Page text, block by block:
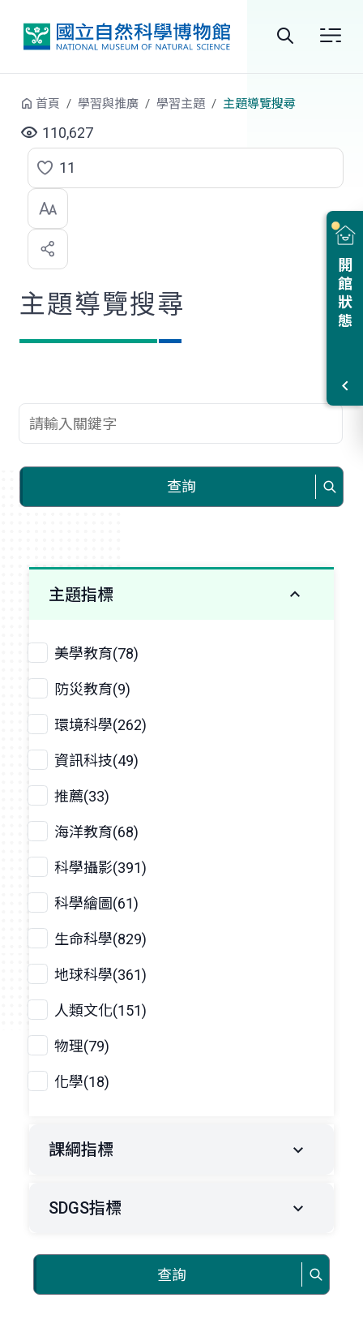
站
尋
開館狀態
首頁 學習與推廣 學習主題 主題導覽搜尋
110,627
點
選
喜
歡
11
主題導覽搜尋
查詢關鍵字
查詢
主題指標
美學教育(78)
防災教育(9)
環境科學(262)
資訊科技(49)
推薦(33)
海洋教育(68)
科學攝影(391)
科學繪圖(61)
生命科學(829)
地球科學(361)
人類文化(151)
物理(79)
化學(18)
課綱指標
SDGS指標
查詢